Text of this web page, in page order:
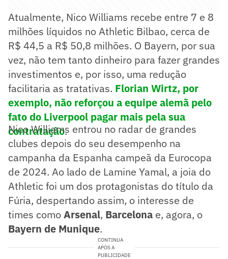
Atualmente, Nico Williams recebe entre 7 e 8
milhões líquidos no Athletic Bilbao, cerca de
R$ 44,5 a R$ 50,8 milhões. O Bayern, por sua
vez, não tem tanto dinheiro para fazer grandes
investimentos e, por isso, uma redução
facilitaria as tratativas. Florian Wirtz, por
exemplo, não reforçou a equipe alemã pelo
fato do Liverpool pagar mais pela sua
contratação.
Nico Williams entrou no radar de grandes
clubes depois do seu desempenho na
campanha da Espanha campeã da Eurocopa
de 2024. Ao lado de Lamine Yamal, a joia do
Athletic foi um dos protagonistas do título da
Fúria, despertando assim, o interesse de
times comoArsenal, Barcelona e, agora, o
Bayern de Munique.
CONTINUA
APÓS A
PUBLICIDADE